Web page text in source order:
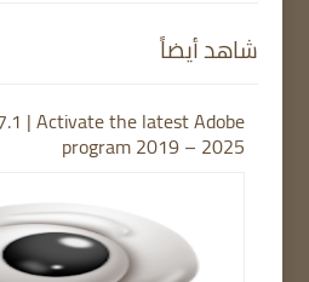
شاهد أيضاً
| Activate the latest Adobe
program 2019 – 2025